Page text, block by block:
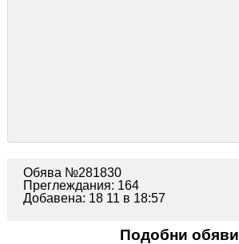
Обява №281830
Преглеждания: 164
Добавена: 18 11 в 18:57
Подобни обяви